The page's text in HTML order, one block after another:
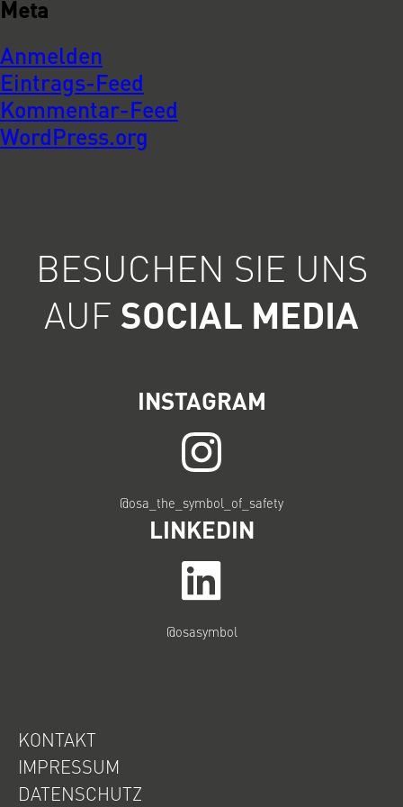
Meta
Anmelden
Eintrags-Feed
Kommentar-Feed
WordPress.org
BESUCHEN SIE UNS
AUF SOCIAL MEDIA
INSTAGRAM
@osa_the_symbol_of_safety
LINKEDIN
@osasymbol
KONTAKT
IMPRESSUM
DATENSCHUTZ